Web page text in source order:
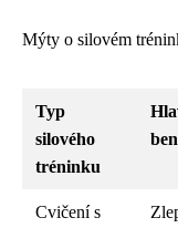
Mýty o silovém
Typ
silového
tréninku
Cvičení s